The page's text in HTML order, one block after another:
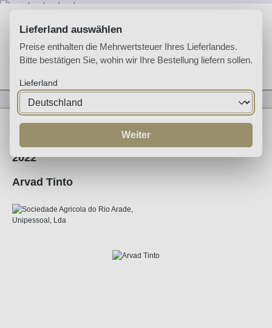
Du hast 0
Weine
2022
Arvad Tinto
Lieferland auswählen
Preise enthalten die Mehrwertsteuer Ihres Lieferlandes.
Bitte bestätigen Sie, wohin wir Ihre Bestellung liefern sollen.
Lieferland
Weiter